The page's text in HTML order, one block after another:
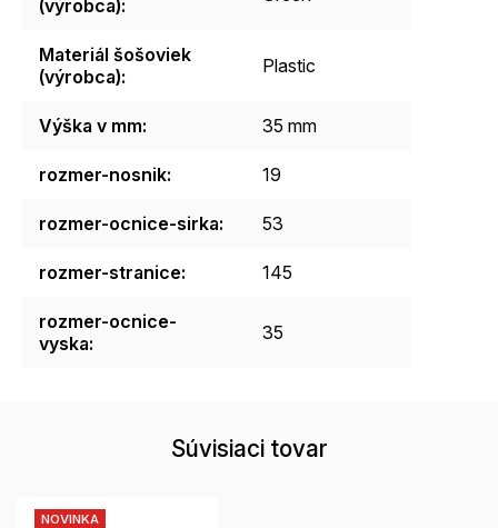
(výrobca):
Materiál šošoviek
(výrobca): Plastic
Výška v mm: 35 mm
rozmer-nosnik: 19
rozmer-ocnice-sirka: 53
rozmer-stranice: 145
rozmer-ocnice-
vyska: 35
Súvisiaci tovar
NOVINKA